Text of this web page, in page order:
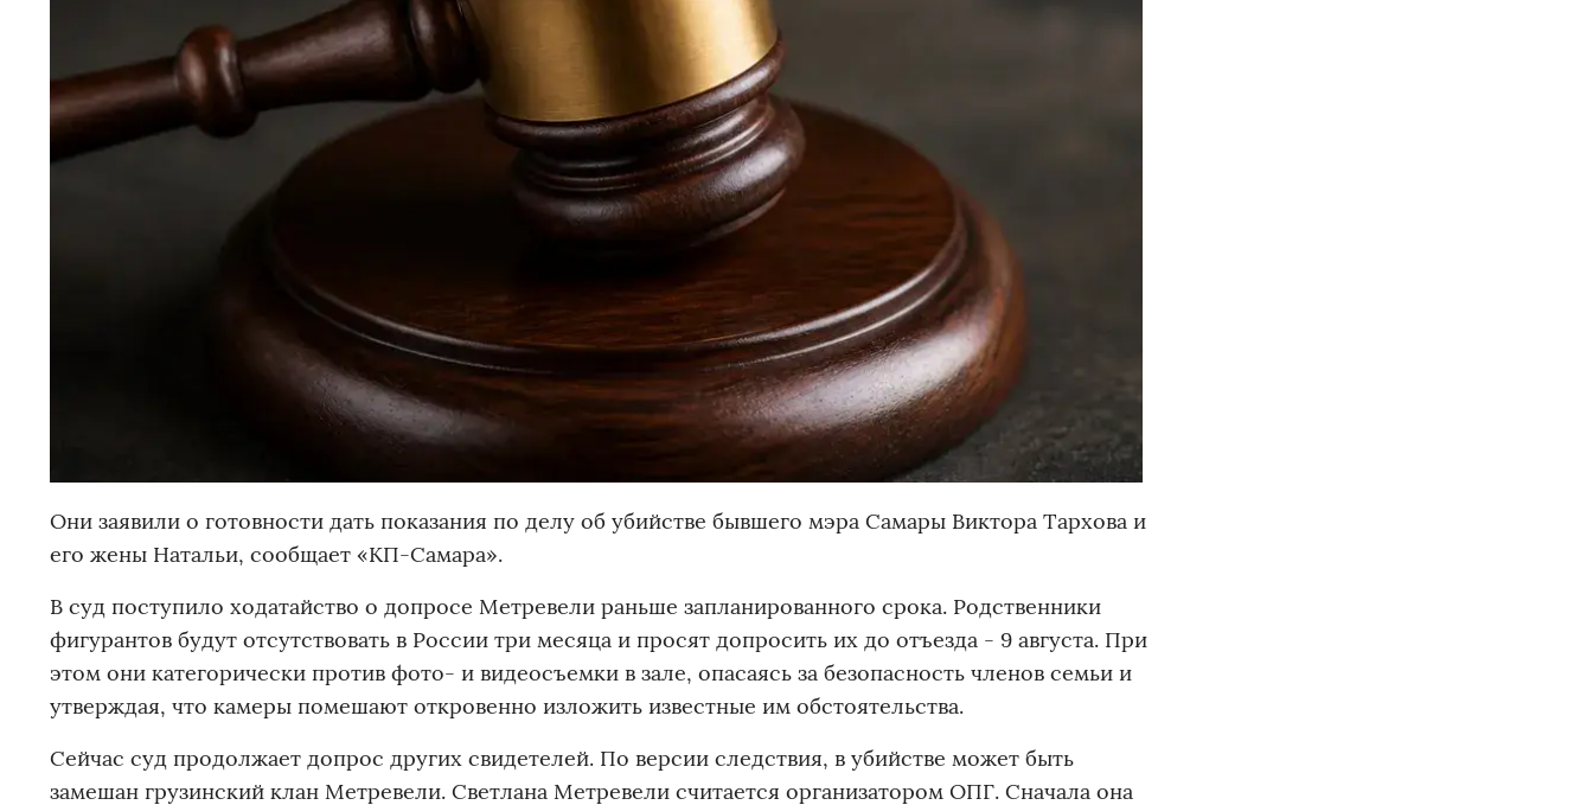
Они заявили о готовности дать показания по делу об убийстве бывшего мэра Самары Виктора Тархова и
его жены Натальи, сообщает «КП-Самара».
В суд поступило ходатайство о допросе Метревели раньше запланированного срока. Родственники
фигурантов будут отсутствовать в России три месяца и просят допросить их до отъезда - 9 августа. При
этом они категорически против фото- и видеосъемки в зале, опасаясь за безопасность членов семьи и
утверждая, что камеры помешают откровенно изложить известные им обстоятельства.
Сейчас суд продолжает допрос других свидетелей. По версии следствия, в убийстве может быть
замешан грузинский клан Метревели. Светлана Метревели считается организатором ОПГ. Сначала она